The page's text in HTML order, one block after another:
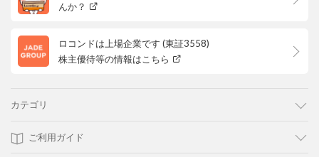
んか？
ロコンドは上場企業です (東証3558)
株主優待等の情報はこちら
カテゴリ
ご利用ガイド